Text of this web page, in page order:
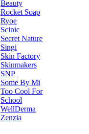
Beauty
Rocket Soap
Ryoe
Scinic
Secret Nature
Singi
Skin Factory
Skinmakers
SNP
Some By Mi
Too Cool For
School
WellDerma
Zenzia